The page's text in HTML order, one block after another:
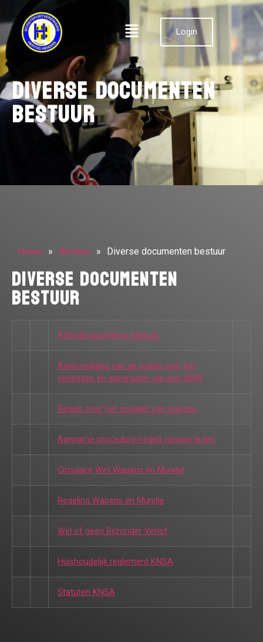
Login
Diverse documenten
bestuur
Home » Bestuur » Diverse documenten bestuur
Diverse documenten
bestuur
Aftredingsschema bestuur.
Aankondiging van de politie over het
verlengen én aanvragen van een WM4
Regels over het opslaan van wapens
Aanname procedure/regels nieuwe leden
Circulaire Wet Wapens en Munitie
Regeling Wapens en Munitie
Wel of geen Bijzonder Verlof
Huishoudelijk reglement KNSA
Statuten KNSA